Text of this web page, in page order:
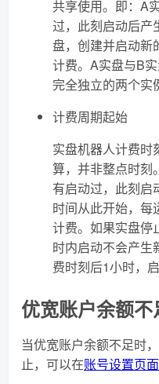
共享使用。即：A
过，此刻启动后产
盘，创建并启动新
计费。A实盘与B
完全独立的两个实
计费周期起始
实盘机器人计费时
算，并非整点时刻
有启动过，此刻启
时间从此开始，每
计费。如果实盘停
时内启动不会产生
费时刻后1小时，
优宽账户余额不
当优宽账户余额不足时
止，可以在账号设置页面